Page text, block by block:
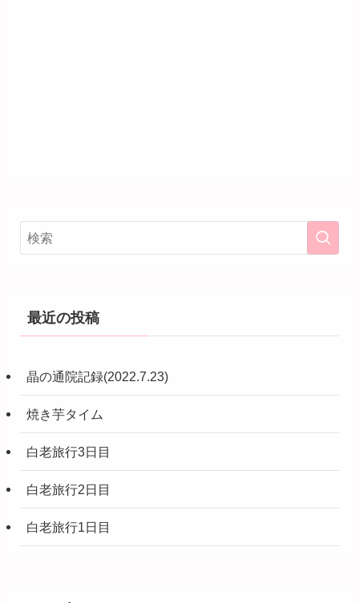
最近の投稿
晶の通院記録(2022.7.23)
焼き芋タイム
白老旅行3日目
白老旅行2日目
白老旅行1日目